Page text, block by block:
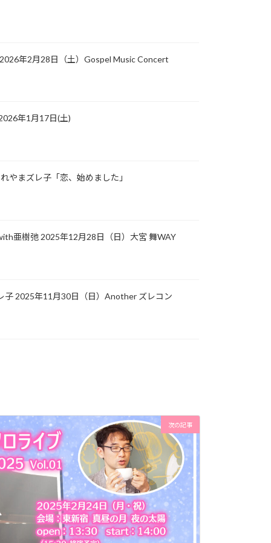
年2月28日（土）Gospel Music Concert
年1月17日(土)
やまズレ子「恋、始めました」
亜樹弛 2025年12月28日（日）大宮 舞WAY
子 2025年11月30日（日）Another ズレコン
次の記事